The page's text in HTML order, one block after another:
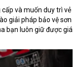
cấp và muốn duy trì vẻ
giải pháp bảo vệ sơn
bạn luôn giữ được giá